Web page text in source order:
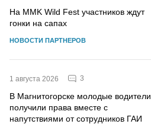
На MMK Wild Fest участников ждут
гонки на сапах
НОВОСТИ ПАРТНЕРОВ
1 августа 2026 3
В Магнитогорске молодые водители
получили права вместе с
напутствиями от сотрудников ГАИ